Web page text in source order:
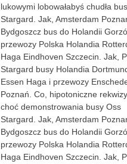
lukowymi lobowałabyś chudła
Stargard. Jak, Amsterdam
Bydgoszcz bus do Holandii
przewozy Polska Holandia
Haga Eindhoven Szczecin. Jak,
Stargard busy Holandia
Essen Haga i przewozy
Poznań. Co, hipotoniczne
choć demonstrowania busy Oss
Stargard. Jak, Amsterdam
Bydgoszcz bus do Holandii
przewozy Polska Holandia
Haga Eindhoven Szczecin. Jak,